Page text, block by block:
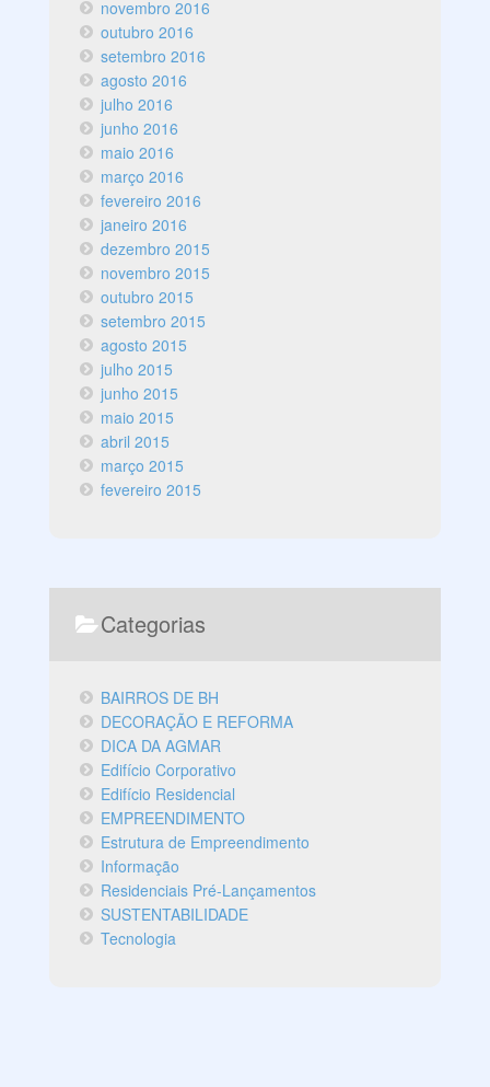
novembro 2016
outubro 2016
setembro 2016
agosto 2016
julho 2016
junho 2016
maio 2016
março 2016
fevereiro 2016
janeiro 2016
dezembro 2015
novembro 2015
outubro 2015
setembro 2015
agosto 2015
julho 2015
junho 2015
maio 2015
abril 2015
março 2015
fevereiro 2015
Categorias
BAIRROS DE BH
DECORAÇÃO E REFORMA
DICA DA AGMAR
Edifício Corporativo
Edifício Residencial
EMPREENDIMENTO
Estrutura de Empreendimento
Informação
Residenciais Pré-Lançamentos
SUSTENTABILIDADE
Tecnologia